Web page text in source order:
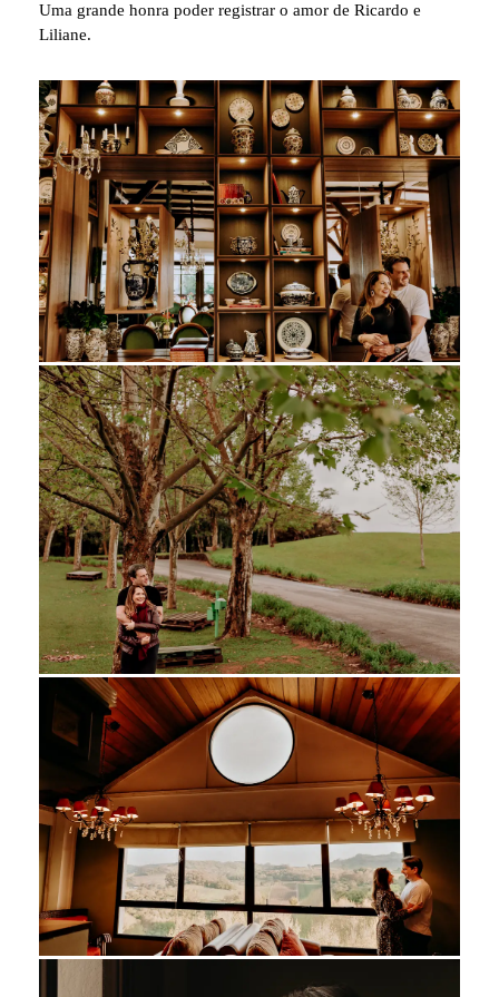
Uma grande honra poder registrar o amor de Ricardo e
Liliane.